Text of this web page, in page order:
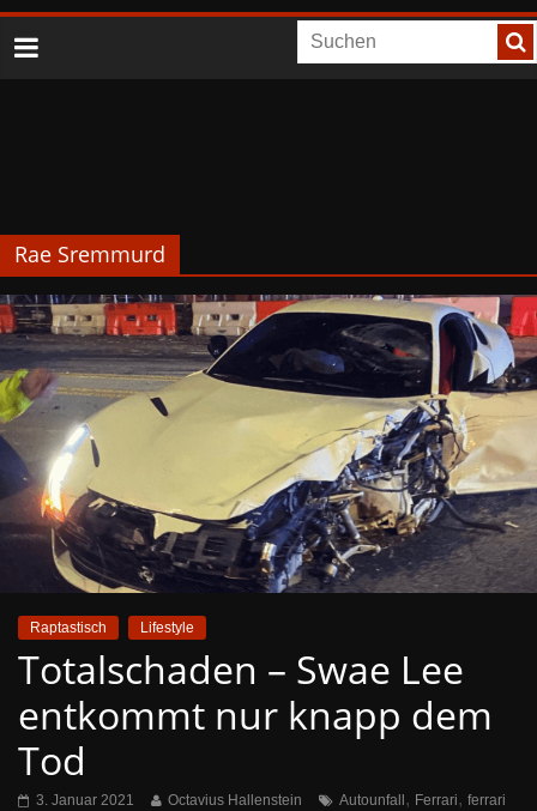
Rae Sremmurd
Raptastisch Lifestyle
Totalschaden – Swae Lee
entkommt nur knapp dem
Tod
3. Januar 2021 Octavius Hallenstein Autounfall , Ferrari, ferrari